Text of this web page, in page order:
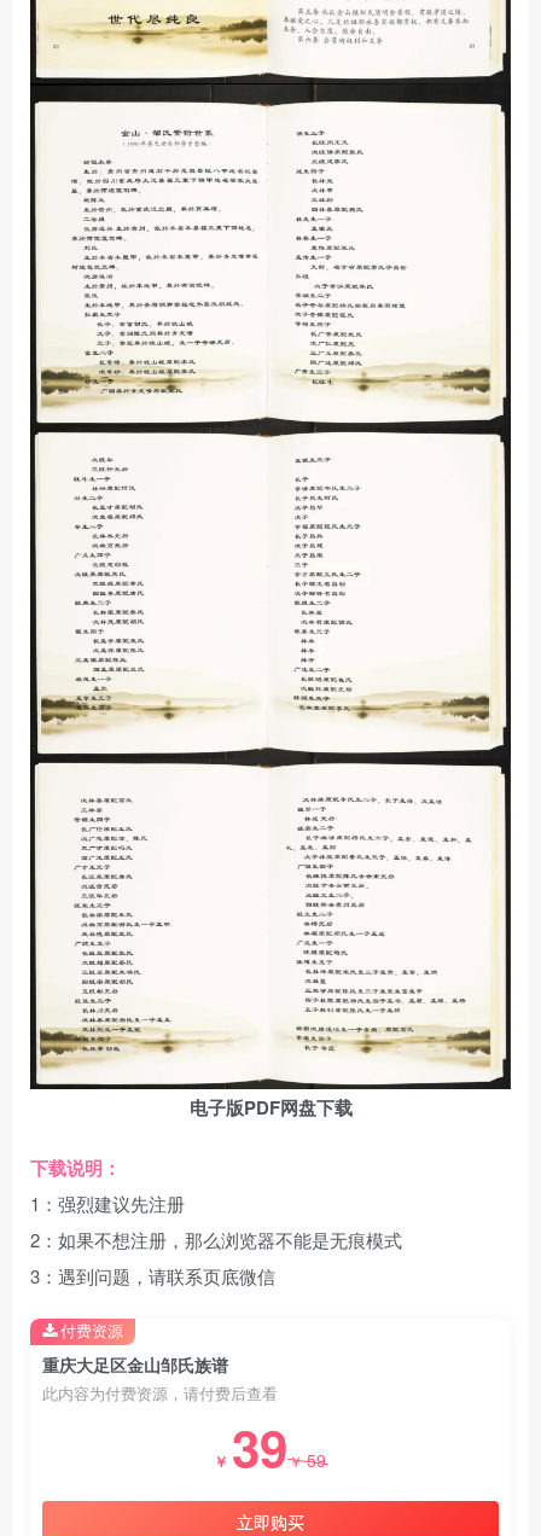
电子版PDF网盘下载
下载说明：
1：强烈建议先注册
2：如果不想注册，那么浏览器不能是无痕模式
3：遇到问题，请联系页底微信
重庆大足区金山邹氏族谱
此内容为付费资源，请付费后查看
￥ 39￥59
立即购买
付费资源